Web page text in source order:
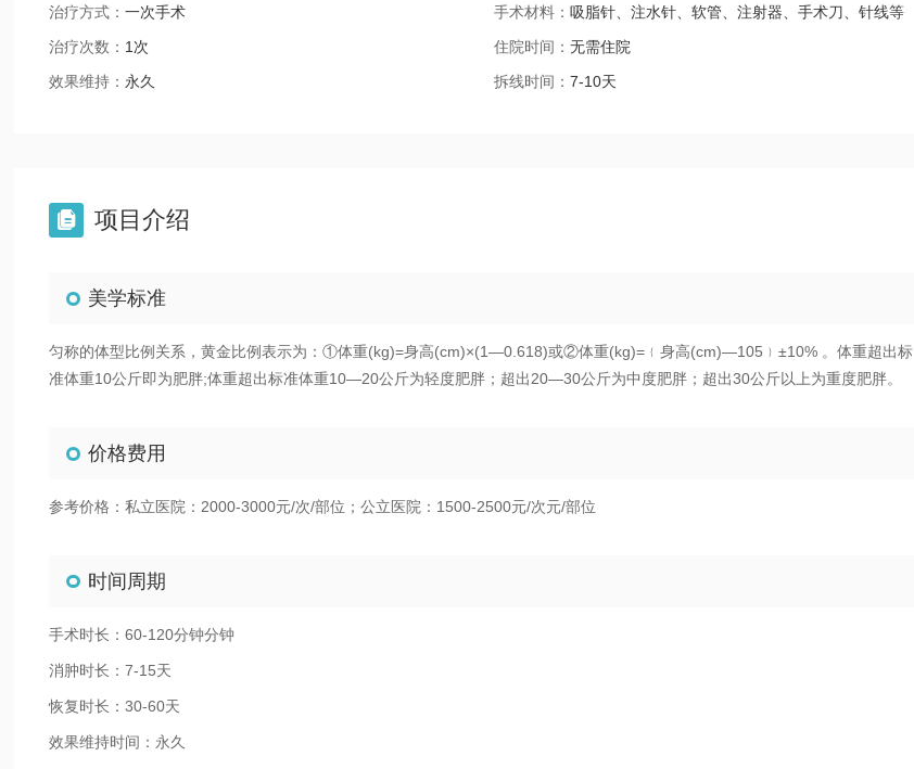
治疗方式：一次手术 手术材料：吸脂针、注水针、软管、注射器、手术刀、针线等
治疗次数： 1次 住院时间：无需住院
效果维持： 永久 拆线时间：7-10天
 项目介绍
美学标准
匀称的体型比例关系，黄金比例表示为：①体重(kg)=身高(cm)×(1—0.618)或②体重(kg)=﹛身高(cm)—105﹜±10% 。体重超出标
准体重10公斤即为肥胖;体重超出标准体重10—20公斤为轻度肥胖；超出20—30公斤为中度肥胖；超出30公斤以上为重度肥胖。
价格费用
参考价格：私立医院：2000-3000元/次/部位；公立医院：1500-2500元/次元/部位
时间周期
手术时长：60-120分钟分钟
消肿时长：7-15天
恢复时长：30-60天
效果维持时间：永久